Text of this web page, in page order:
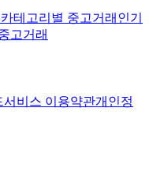
카테고리별 중고거래 인기
고거래
서비스 이용약관개인정